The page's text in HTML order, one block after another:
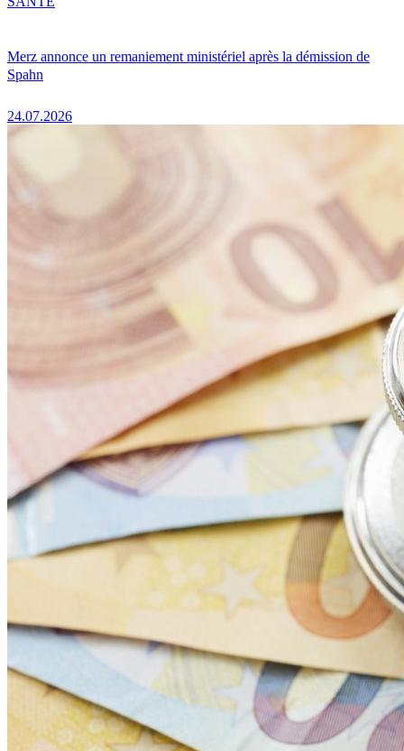
Merz annonce un remaniement ministériel après la démission de
Spahn
24.07.2026